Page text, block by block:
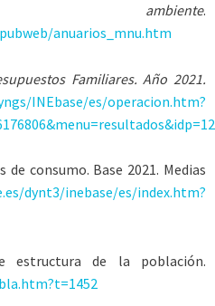
.
anuarios_mnu.htm
Familiares. Año 2021.
INEbase/es/operacion.htm?
de consumo. Base 2021. Medias
dynt3/inebase/es/index.htm?
estructura de la población.